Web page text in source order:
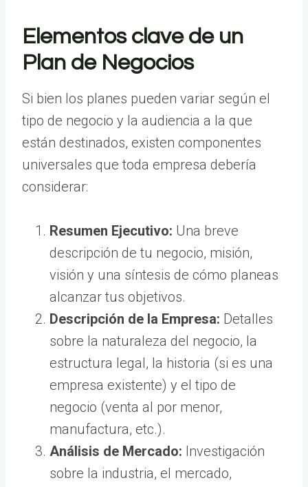
Elementos clave de un
Plan de Negocios
Si bien los planes pueden variar según el
tipo de negocio y la audiencia a la que
están destinados, existen componentes
universales que toda empresa debería
considerar:
Resumen Ejecutivo: Una breve
descripción de tu negocio, misión,
visión y una síntesis de cómo planeas
alcanzar tus objetivos.
Descripción de la Empresa: Detalles
sobre la naturaleza del negocio, la
estructura legal, la historia (si es una
empresa existente) y el tipo de
negocio (venta al por menor,
manufactura, etc.).
Análisis de Mercado: Investigación
sobre la industria, el mercado,